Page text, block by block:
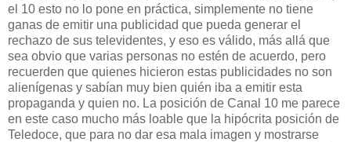
el 10 esto no lo pone en práctica, simplemente no tiene
ganas de emitir una publicidad que pueda generar el
rechazo de sus televidentes, y eso es válido, más allá que
sea obvio que varias personas no estén de acuerdo, pero
recuerden que quienes hicieron estas publicidades no son
alienígenas y sabían muy bien quién iba a emitir esta
propaganda y quien no. La posición de Canal 10 me parece
en este caso mucho más loable que la hipócrita posición de
Teledoce, que para no dar esa mala imagen y mostrarse